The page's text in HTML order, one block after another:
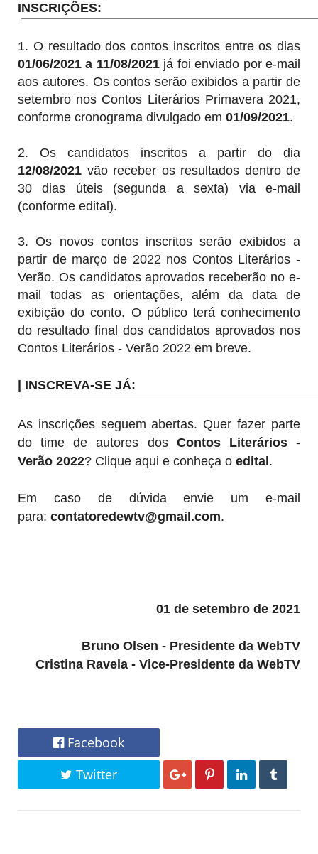
INSCRIÇÕES:
1. O resultado dos contos inscritos entre os dias
01/06/2021 a 11/08/2021 já foi enviado por e-mail
aos autores. Os contos serão exibidos a partir de
setembro nos Contos Literários Primavera 2021,
conforme cronograma divulgado em 01/09/2021.
2. Os candidatos inscritos a partir do dia
12/08/2021 vão receber os resultados dentro de
30 dias úteis (segunda a sexta) via e-mail
(conforme edital).
3. Os novos contos inscritos serão exibidos a
partir de março de 2022 nos Contos Literários -
Verão. Os candidatos aprovados receberão no e-
mail todas as orientações, além da data de
exibição do conto. O público terá conhecimento
do resultado final dos candidatos aprovados nos
Contos Literários - Verão 2022 em breve.
| INSCREVA-SE JÁ:
As inscrições seguem abertas. Quer fazer parte
do time de autores dos Contos Literários -
Verão 2022? Clique aqui e conheça o edital .
Em caso de dúvida envie um e-mail
para: contatoredewtv@gmail.com.
01 de setembro de 2021
Bruno Olsen - Presidente da WebTV
Cristina Ravela - Vice-Presidente da WebTV
Facebook
Twitter